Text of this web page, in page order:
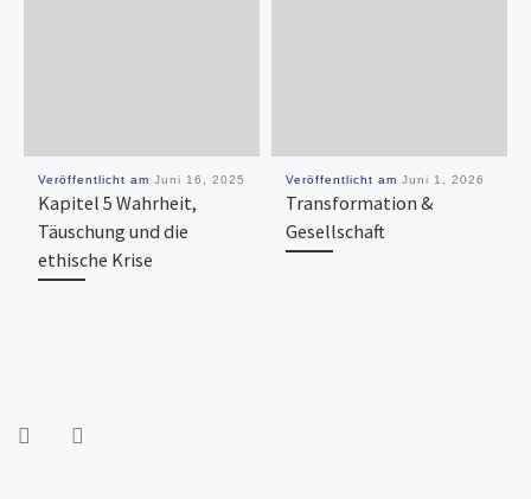
Veröffentlicht am Juni 16, 2025
Kapitel 5 Wahrheit,
Täuschung und die
ethische Krise
Veröffentlicht am Juni 1, 2026
Transformation &
Gesellschaft